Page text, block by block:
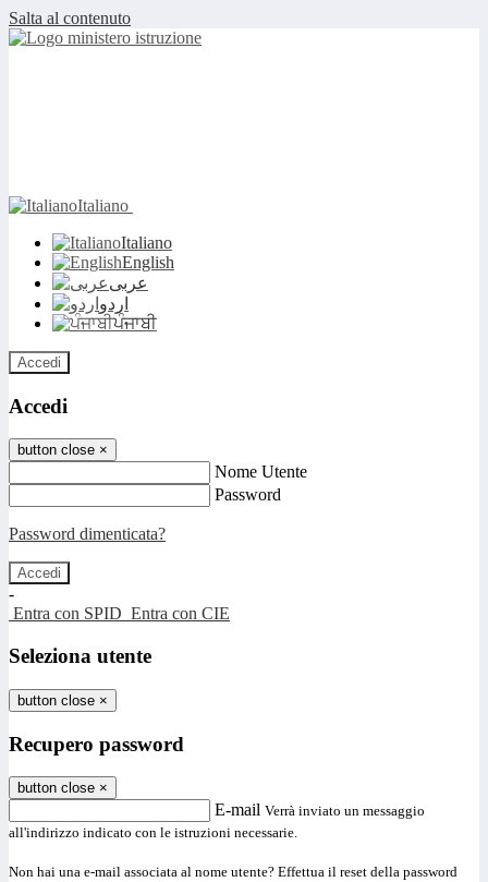
Salta al contenuto
Italiano
Italiano
English
عربى
اردو
ਪੰਜਾਬੀ
Accedi
Accedi
button close ×
Nome Utente
Password
Password dimenticata?
-
Entra con SPID Entra con CIE
Seleziona utente
button close ×
Recupero password
button close ×
E-mail Verrà inviato un messaggio
all'indirizzo indicato con le istruzioni necessarie.
Non hai una e-mail associata al nome utente? Effettua il reset della password